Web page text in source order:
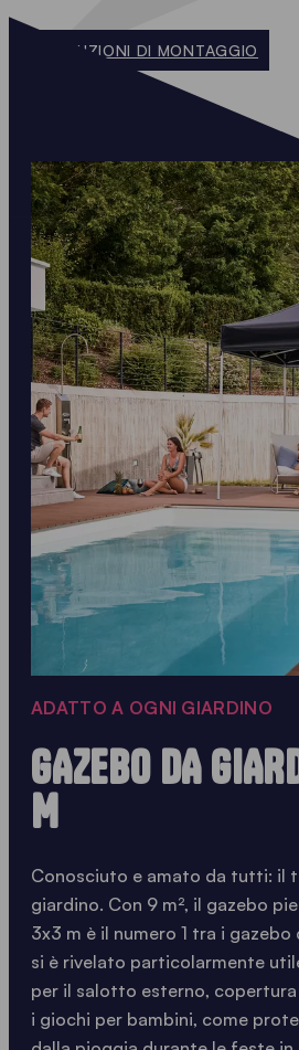
ISTRUZIONI DI MONTAGGIO
ADATTO A OGNI GIARDINO
GAZEBO DA
M
Conosciuto e amato da tutti: il
giardino. Con 9 m², il gazebo
3x3 m è il numero 1 tra i
si è rivelato particolarmente
per il salotto esterno,
i giochi per bambini, come